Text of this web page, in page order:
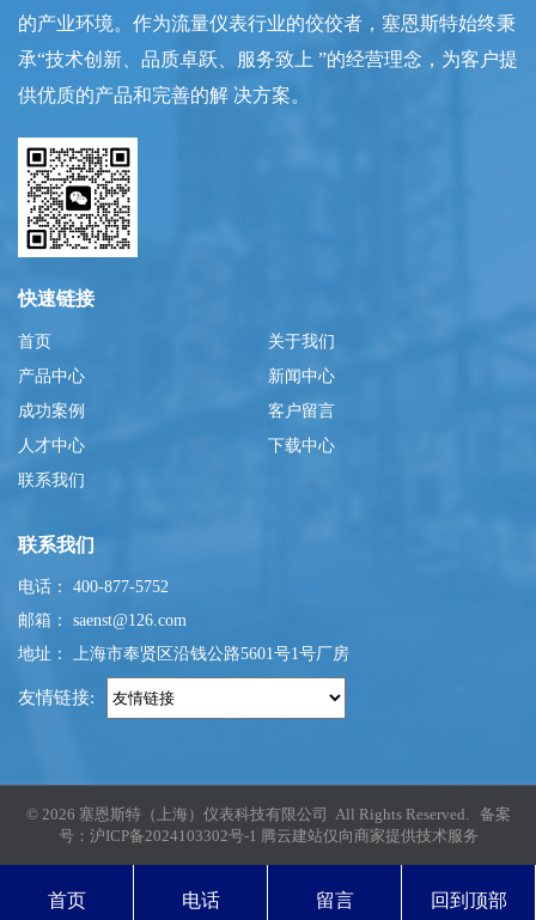
的产业环境。作为流量仪表行业的佼佼者，塞恩斯特始终秉
承“技术创新、品质卓跃、服务致上 ”的经营理念，为客户提
供优质的产品和完善的解 决方案。
快速链接
首页
关于我们
产品中心
新闻中心
成功案例
客户留言
人才中心
下载中心
联系我们
联系我们
电话： 400-877-5752
邮箱： saenst@126.com
地址： 上海市奉贤区沿钱公路5601号1号厂房
友情链接:
© 2026 塞恩斯特（上海）仪表科技有限公司 All Rights Reserved. 备案
号： 沪ICP备2024103302号-1 腾云建站仅向商家提供技术服务
首页 电话 留言 回到顶部